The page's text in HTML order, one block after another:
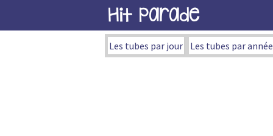
Hit Parade
Les tubes par jour Les tubes par année